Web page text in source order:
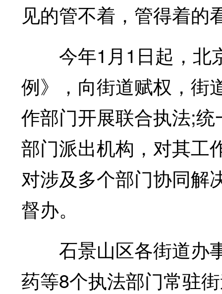
见的管不着，管得着的
今年1月1日起，北
例》，向街道赋权，街
作部门开展联合执法;
部门派出机构，对其工
对涉及多个部门协同解
督办。
石景山区各街道办
药等8个执法部门常驻